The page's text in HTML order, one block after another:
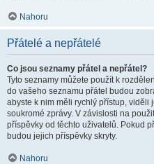
Nahoru
Přátelé a nepřátelé
Co jsou seznamy přátel a nepřátel?
Tyto seznamy můžete použít k
do vašeho seznamu přátel budou
abyste k nim měli rychlý přístup,
soukromé zprávy. V závislosti na
příspěvky od těchto uživatelů. Pokud
budou jejich příspěvky skryty.
Nahoru